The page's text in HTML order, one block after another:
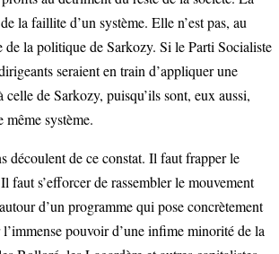
la faillite d’un système. Elle n’est pas, au
de la politique de Sarkozy. Si le Parti Socialiste
seraient en train d’appliquer une
de Sarkozy, puisqu’ils sont, eux aussi,
même système.
découlent de ce constat. Il faut frapper le
faut s’efforcer de rassembler le mouvement
d’un programme qui pose concrètement
pouvoir d’une infime minorité de la